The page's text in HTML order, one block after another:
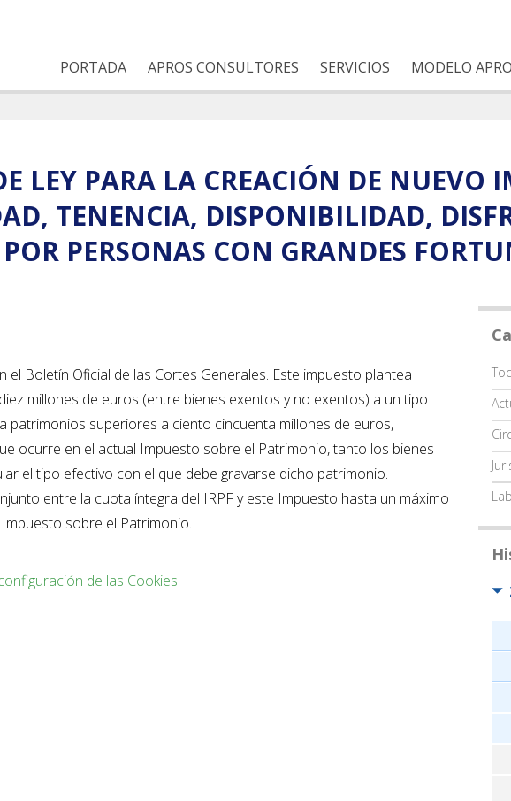
PORTADA APROS CONSULTORES SERVICIOS MODELO
LEY PARA LA CREACIÓN DE NUEVO
TENENCIA, DISPONIBILIDAD,
PERSONAS CON GRANDES
Boletín Oficial de las Cortes Generales. Este impuesto plantea
millones de euros (entre bienes exentos y no exentos) a un tipo
patrimonios superiores a ciento cincuenta millones de euros,
ocurre en el actual Impuesto sobre el Patrimonio, tanto los bienes
el tipo efectivo con el que debe gravarse dicho patrimonio.
entre la cuota íntegra del IRPF y este Impuesto hasta un máximo
sobre el Patrimonio.
de las Cookies.